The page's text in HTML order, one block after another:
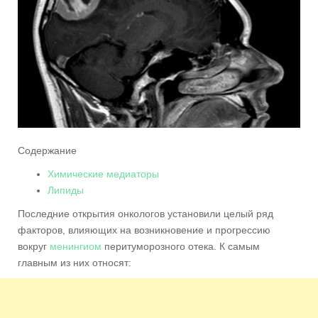
Содержание
Химические медиаторы
Липиды
Последние открытия онкологов установили целый ряд
факторов, влияющих на возникновение и прогрессию
вокруг менингиом перитуморозного отека. К самым
главным из них относят: